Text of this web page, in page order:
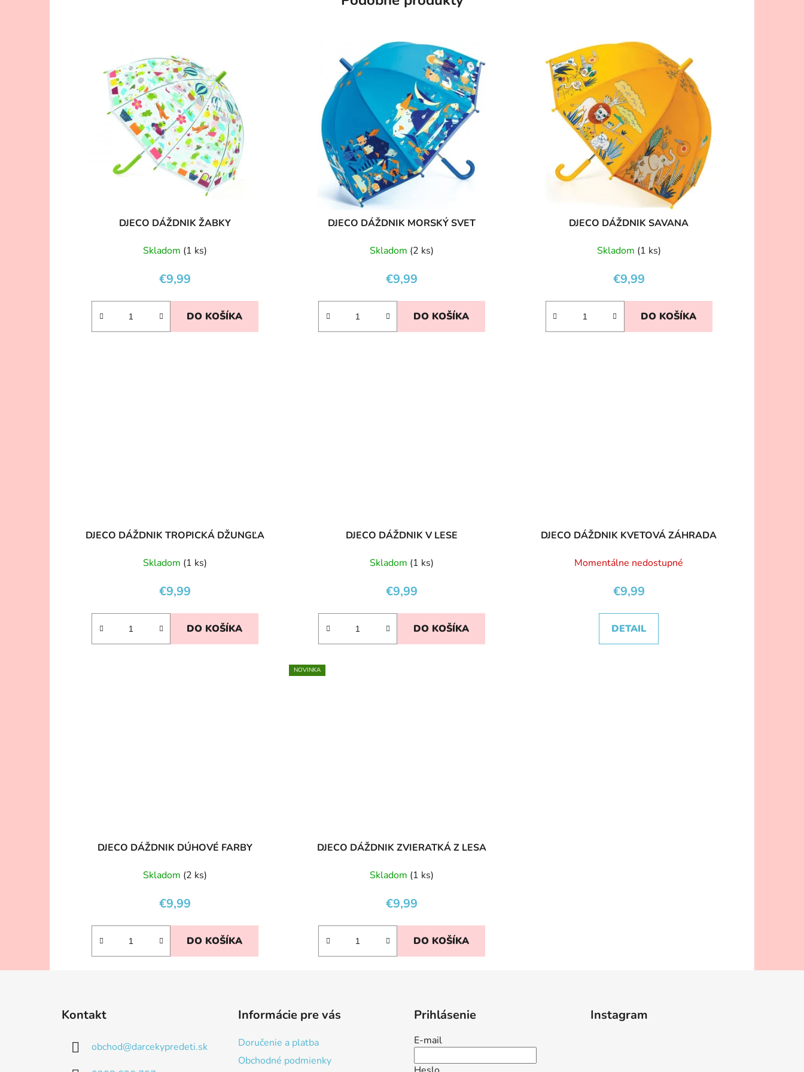
DJECO DÁŽDNIK ŽABKY
Skladom (1 ks)
€9,99
DO KOŠÍKA
DJECO DÁŽDNIK MORSKÝ SVET
Skladom (2 ks)
€9,99
DO KOŠÍKA
DJECO DÁŽDNIK SAVANA
Skladom (1 ks)
€9,99
DO KOŠÍKA
DJECO DÁŽDNIK TROPICKÁ DŽUNGĽA
Skladom (1 ks)
€9,99
DO KOŠÍKA
DJECO DÁŽDNIK V LESE
Skladom (1 ks)
€9,99
DO KOŠÍKA
DJECO DÁŽDNIK KVETOVÁ ZÁHRADA
Momentálne nedostupné
€9,99
DETAIL
DJECO DÁŽDNIK DÚHOVÉ FARBY
Skladom (2 ks)
€9,99
DO KOŠÍKA
NOVINKA
DJECO DÁŽDNIK ZVIERATKÁ Z LESA
Skladom (1 ks)
€9,99
DO KOŠÍKA
Kontakt
obchod@darcekypredeti.sk
Informácie pre vás
Doručenie a platba
Obchodné podmienky
Prihlásenie
E-mail
Instagram